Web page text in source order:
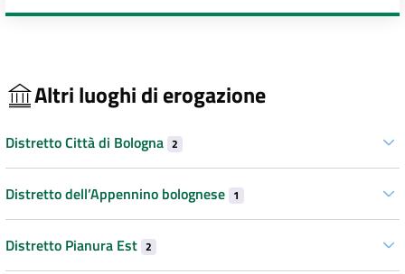
Altri luoghi di erogazione
Distretto Città di Bologna 2
Distretto dell’Appennino bolognese 1
Distretto Pianura Est 2